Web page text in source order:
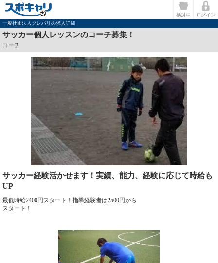
検討中
ログイン
一般社団法人クレバリの求人詳細
サッカー個人レッスンのコーチ募集！
コーチ
サッカー経験活かせます！実績、能力、経験に応じて時給も
UP
最低時給2400円スタート！指導経験者は2500円から
スタート！